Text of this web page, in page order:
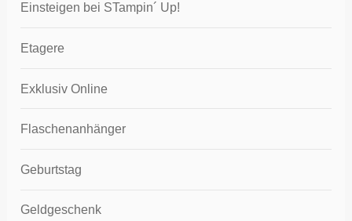
Einsteigen bei STampin´ Up!
Etagere
Exklusiv Online
Flaschenanhänger
Geburtstag
Geldgeschenk